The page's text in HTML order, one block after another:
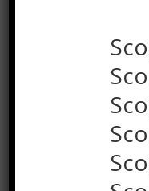
progetto che
centro delle